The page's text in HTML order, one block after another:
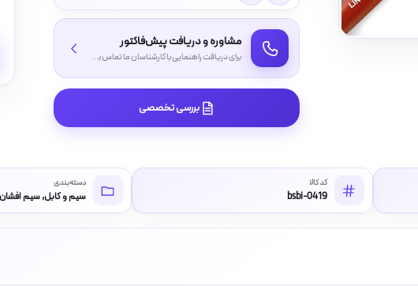
مشاوره و دریافت پیش‌فاکتور
برای دریافت راهنمایی با کارشناسان ما تماس بگیرید
بررسی تخصصی
کد کالا
bsbi-0419
دسته‌بندی
سیم و کابل, سیم افشان